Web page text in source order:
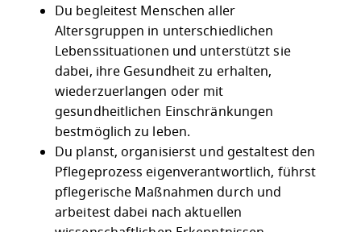
Du begleitest Menschen aller
Altersgruppen in unterschiedlichen
Lebenssituationen und unterstützt sie
dabei, ihre Gesundheit zu erhalten,
wiederzuerlangen oder mit
gesundheitlichen Einschränkungen
bestmöglich zu leben.
Du planst, organisierst und gestaltest den
Pflegeprozess eigenverantwortlich, führst
pflegerische Maßnahmen durch und
arbeitest dabei nach aktuellen